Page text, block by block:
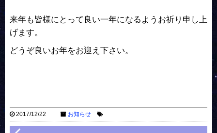
来年も皆様にとって良い一年になるようお祈り申し上
げます。
どうぞ良いお年をお迎え下さい。
2017/12/22 お知らせ